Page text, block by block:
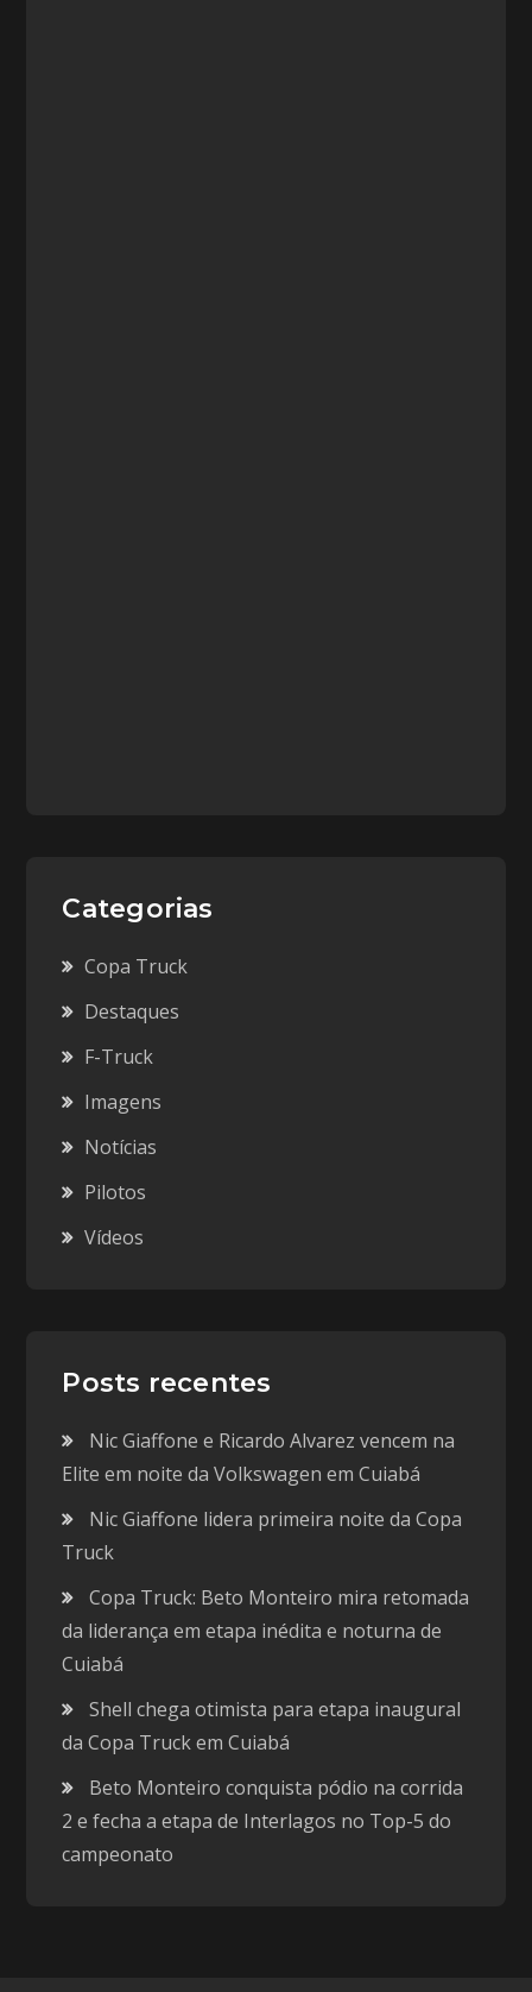
Categorias
Copa Truck
Destaques
F-Truck
Imagens
Notícias
Pilotos
Vídeos
Posts recentes
Nic Giaffone e Ricardo Alvarez vencem na
Elite em noite da Volkswagen em Cuiabá
Nic Giaffone lidera primeira noite da Copa
Truck
Copa Truck: Beto Monteiro mira retomada
da liderança em etapa inédita e noturna de
Cuiabá
Shell chega otimista para etapa inaugural
da Copa Truck em Cuiabá
Beto Monteiro conquista pódio na corrida
2 e fecha a etapa de Interlagos no Top-5 do
campeonato